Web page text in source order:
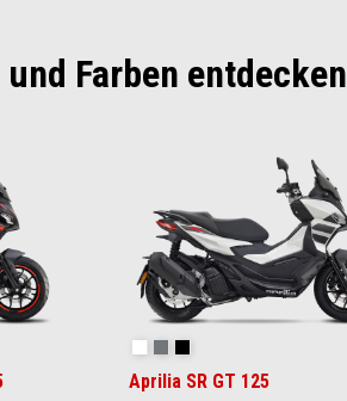
Farben entdecken
Aprilia SR GT 125